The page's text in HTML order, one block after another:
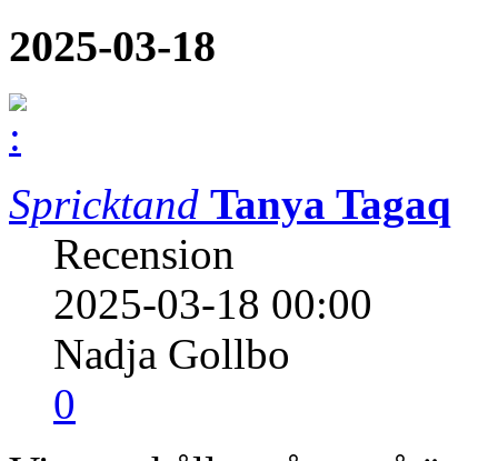
2025-03-18
Spricktand Tanya Tagaq
Recension
2025-03-18 00:00
Nadja Gollbo
0